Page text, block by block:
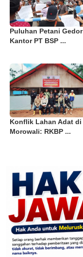
Puluhan Petani Gedor
Kantor PT BSP ...
Konflik Lahan Adat di
Morowali: RKBP ...